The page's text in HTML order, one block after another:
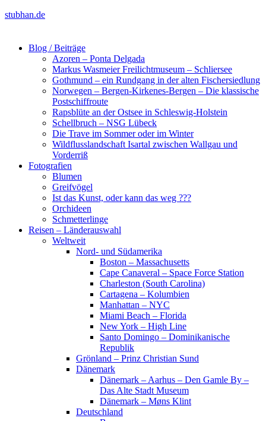
stubhan.de
Blog / Beiträge
Azoren – Ponta Delgada
Markus Wasmeier Freilichtmuseum – Schliersee
Gothmund – ein Rundgang in der alten Fischersiedlung
Norwegen – Bergen-Kirkenes-Bergen – Die klassische
Postschiffroute
Rapsblüte an der Ostsee in Schleswig-Holstein
Schellbruch – NSG Lübeck
Die Trave im Sommer oder im Winter
Wildflusslandschaft Isartal zwischen Wallgau und
Vorderriß
Fotografien
Blumen
Greifvögel
Ist das Kunst, oder kann das weg ???
Orchideen
Schmetterlinge
Reisen – Länderauswahl
Weltweit
Nord- und Südamerika
Boston – Massachusetts
Cape Canaveral – Space Force Station
Charleston (South Carolina)
Cartagena – Kolumbien
Manhattan – NYC
Miami Beach – Florida
New York – High Line
Santo Domingo – Dominikanische
Republik
Grönland – Prinz Christian Sund
Dänemark
Dänemark – Aarhus – Den Gamle By –
Das Alte Stadt Museum
Dänemark – Møns Klint
Deutschland